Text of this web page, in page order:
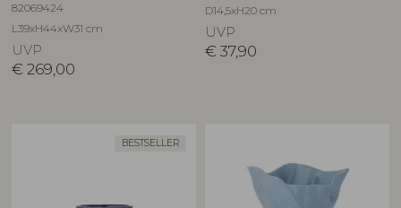
82069424
L39xH44xW31 cm
UVP
€ 269,00
D14,5xH20 cm
UVP
€ 37,90
BESTSELLER